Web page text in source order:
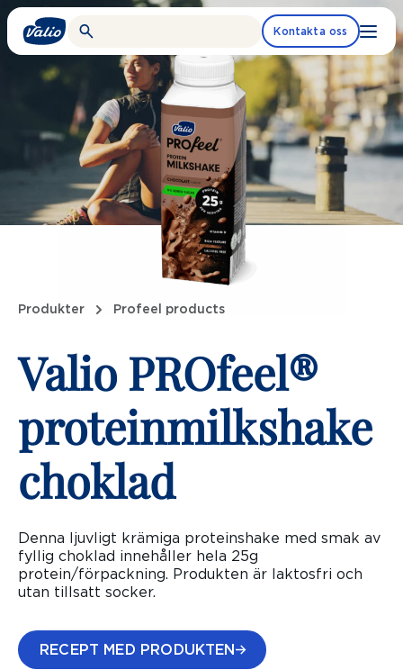
Fortsätt
innehållet
Kontakta oss
Produkter Profeel products
Valio PROfeel®
proteinmilkshake
choklad
Denna ljuvligt krämiga proteinshake med smak av
fyllig choklad innehåller hela 25g
protein/förpackning. Produkten är laktosfri och
utan tillsatt socker.
RECEPT MED PRODUKTEN